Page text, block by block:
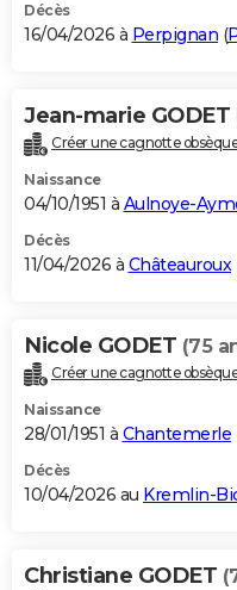
Décès
16/04/2026 à Perpignan (
Jean-marie GODET
Créer une cagnotte
Naissance
04/10/1951 à Aulnoye-
Décès
11/04/2026 à Châteauroux
Nicole GODET (75
Créer une cagnotte
Naissance
28/01/1951 à Chantemerle
Décès
10/04/2026 au Kremlin-
Christiane GODET